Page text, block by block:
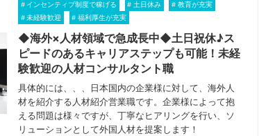
インセンティブ制度で稼げる 土日休み
教育が充実
未経験歓迎
福利厚生が充実
◆海外×人材領域で急成長中◆土日祝休♪ス
ピードのあるキャリアステップも可能！未経
験歓迎の人材コンサルタント職
具体的には、、、日本国内の企業様に対して、海外人
材を紹介する人材紹介営業職です。企業様によって抱
える問題は様々ですが、丁寧なヒアリングを行い、ソ
リューションとして外国人材を提案します！